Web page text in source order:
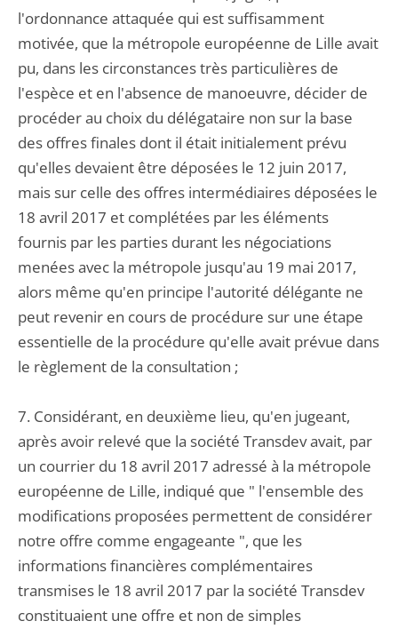
l'ordonnance attaquée qui est suffisamment
motivée, que la métropole européenne de Lille avait
pu, dans les circonstances très particulières de
l'espèce et en l'absence de manoeuvre, décider de
procéder au choix du délégataire non sur la base
des offres finales dont il était initialement prévu
qu'elles devaient être déposées le 12 juin 2017,
mais sur celle des offres intermédiaires déposées le
18 avril 2017 et complétées par les éléments
fournis par les parties durant les négociations
menées avec la métropole jusqu'au 19 mai 2017,
alors même qu'en principe l'autorité délégante ne
peut revenir en cours de procédure sur une étape
essentielle de la procédure qu'elle avait prévue dans
le règlement de la consultation ;
7. Considérant, en deuxième lieu, qu'en jugeant,
après avoir relevé que la société Transdev avait, par
un courrier du 18 avril 2017 adressé à la métropole
européenne de Lille, indiqué que " l'ensemble des
modifications proposées permettent de considérer
notre offre comme engageante ", que les
informations financières complémentaires
transmises le 18 avril 2017 par la société Transdev
constituaient une offre et non de simples